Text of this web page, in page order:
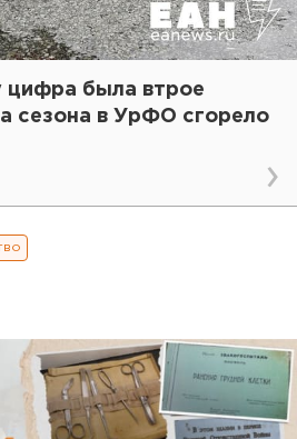
была втрое
сезона в УрФО сгорело